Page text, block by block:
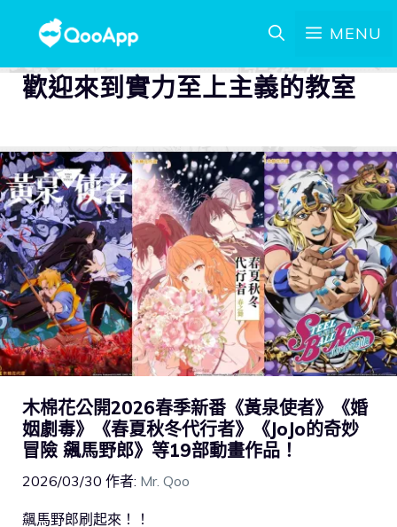
MENU
歡迎來到實力至上主義的教室
木棉花公開2026春季新番《黃泉使者》《婚
姻劇毒》《春夏秋冬代行者》《JoJo的奇妙
冒險 飆馬野郎》等19部動畫作品！
2026/03/30 作者: Mr. Qoo
飆馬野郎刷起來！！